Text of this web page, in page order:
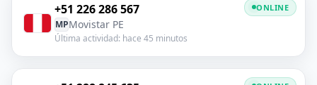
+51 226 286 567
MPMovistar PE
Última actividad: hace 45 minutos
ONLINE